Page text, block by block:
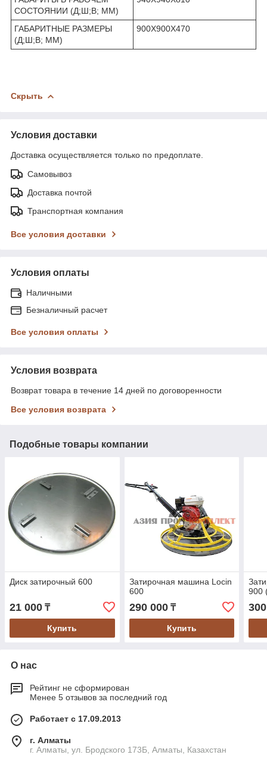
СОСТОЯНИИ (Д;Ш;В; ММ)
ГАБАРИТНЫЕ РАЗМЕРЫ
(Д;Ш;В; ММ)
900Х900Х470
Скрыть
Условия доставки
Доставка осуществляется только по предоплате.
Самовывоз
Доставка почтой
Транспортная компания
Все условия доставки
Условия оплаты
Наличными
Безналичный расчет
Все условия оплаты
Условия возврата
Возврат товара в течение 14 дней по договоренности
Все условия возврата
Подобные товары компании
Диск затирочный 600
21 000 ₸
Купить
Затирочная машина Locin
600
290 000₸
Купить
900
О нас
Рейтинг не сформирован
Менее 5 отзывов за последний год
Работает с 17.09.2013
г. Алматы
г. Алматы, ул. Бродского 173Б, Алматы, Казахстан